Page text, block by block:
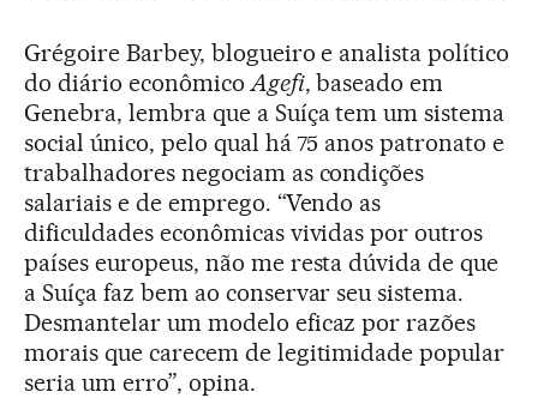
Grégoire Barbey, blogueiro e analista político
do diário econômicoAgefi, baseado em
Genebra, lembra que a Suíça tem um sistema
social único, pelo qual há 75 anos patronato e
trabalhadores negociam as condições
salariais e de emprego. “Vendo as
dificuldades econômicas vividas por outros
países europeus, não me resta dúvida de que
a Suíça faz bem ao conservar seu sistema.
Desmantelar um modelo eficaz por razões
morais que carecem de legitimidade popular
seria um erro”, opina.